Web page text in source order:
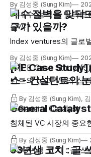
By 김성중 (Sung Kim)
내수 절벽을 맞닥
구가 있을까?
Index ventures의 글로
By 김성중 (Sung Kim)
[PE Case
스 - 컨설턴트의
By 김성중 (Sung Kim),
General Catalyst
침체된 VC 시장의 중요
By 김성중 (Sung Kim)
93년생 코치 : 글